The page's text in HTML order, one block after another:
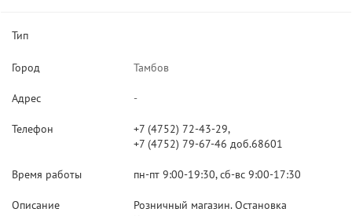
Тип
Город Тамбов
Адрес -
Телефон
+7 (4752) 72-43-29,
+7 (4752) 79-67-46 доб.68601
Время работы пн-пт 9:00-19:30, сб-вс 9:00-17:30
Описание
Розничный магазин. Остановка